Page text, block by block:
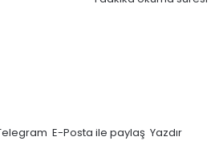
E-Posta ile paylaş Yazdır